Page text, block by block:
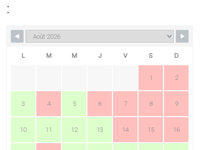
:
L M M J V S D
1 2
3 4 5 6 7 8 9
10 11 12 13 14 15 16